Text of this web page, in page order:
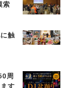
索
触
周
す